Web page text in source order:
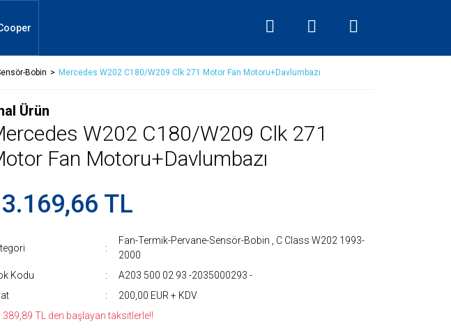
Bobin Mercedes W202 C180/W209 Clk 271 Motor Fan Motoru+Davlumbazı
Ürün
W202 C180/W209 Clk 271
Fan Motoru+Davlumbazı
TL
Fan-Termik-Pervane-Sensör-Bobin
C Class W202 1993-
2000
Kodu
A203 500 02 93 -2035000293 -
200,00 EUR + KDV
TL den başlayan taksitlerle!!